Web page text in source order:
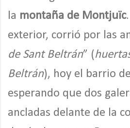
la montaña de Montjuïc
exterior, corrió por las
de Sant Beltrán” (
Beltrán), hoy el barrio de
esperando que dos
ancladas delante de la